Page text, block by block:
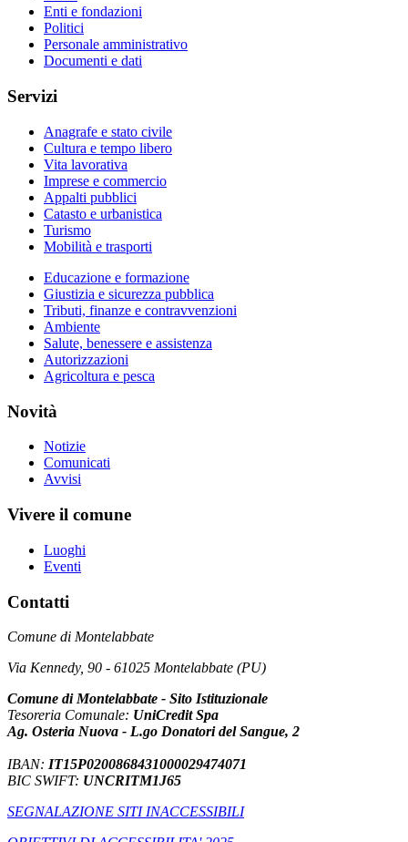
Enti e fondazioni
Politici
Personale amministrativo
Documenti e dati
Servizi
Anagrafe e stato civile
Cultura e tempo libero
Vita lavorativa
Imprese e commercio
Appalti pubblici
Catasto e urbanistica
Turismo
Mobilità e trasporti
Educazione e formazione
Giustizia e sicurezza pubblica
Tributi, finanze e contravvenzioni
Ambiente
Salute, benessere e assistenza
Autorizzazioni
Agricoltura e pesca
Novità
Notizie
Comunicati
Avvisi
Vivere il comune
Luoghi
Eventi
Contatti
Comune di Montelabbate
Via Kennedy, 90 - 61025 Montelabbate (PU)
Comune di Montelabbate - Sito Istituzionale
Tesoreria Comunale: UniCredit Spa
Ag. Osteria Nuova - L.go Donatori del Sangue, 2
IBAN: IT15P0200868431000029474071
BIC SWIFT: UNCRITM1J65
SEGNALAZIONE SITI INACCESSIBILI